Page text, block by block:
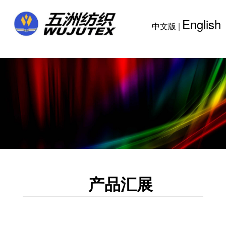
中文版 | English
产品汇展